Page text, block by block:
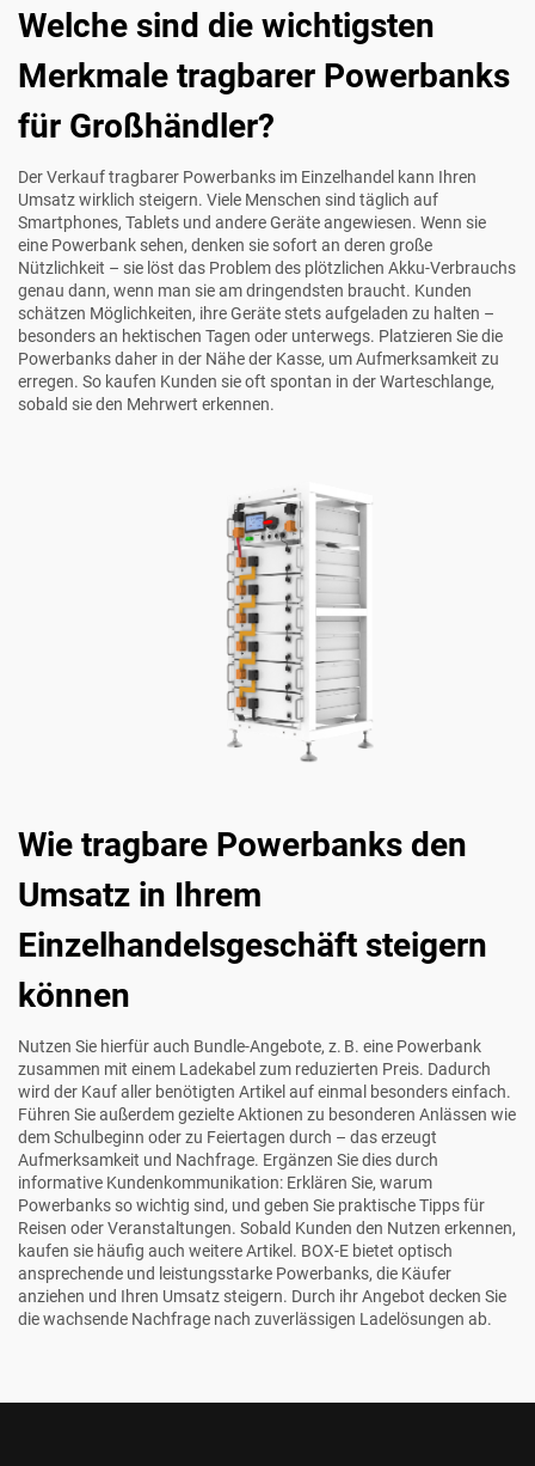
Welche sind die wichtigsten
Merkmale tragbarer Powerbanks
für Großhändler?
Der Verkauf tragbarer Powerbanks im Einzelhandel kann Ihren
Umsatz wirklich steigern. Viele Menschen sind täglich auf
Smartphones, Tablets und andere Geräte angewiesen. Wenn sie
eine Powerbank sehen, denken sie sofort an deren große
Nützlichkeit – sie löst das Problem des plötzlichen Akku-Verbrauchs
genau dann, wenn man sie am dringendsten braucht. Kunden
schätzen Möglichkeiten, ihre Geräte stets aufgeladen zu halten –
besonders an hektischen Tagen oder unterwegs. Platzieren Sie die
Powerbanks daher in der Nähe der Kasse, um Aufmerksamkeit zu
erregen. So kaufen Kunden sie oft spontan in der Warteschlange,
sobald sie den Mehrwert erkennen.
Wie tragbare Powerbanks den
Umsatz in Ihrem
Einzelhandelsgeschäft steigern
können
Nutzen Sie hierfür auch Bundle-Angebote, z. B. eine Powerbank
zusammen mit einem Ladekabel zum reduzierten Preis. Dadurch
wird der Kauf aller benötigten Artikel auf einmal besonders einfach.
Führen Sie außerdem gezielte Aktionen zu besonderen Anlässen wie
dem Schulbeginn oder zu Feiertagen durch – das erzeugt
Aufmerksamkeit und Nachfrage. Ergänzen Sie dies durch
informative Kundenkommunikation: Erklären Sie, warum
Powerbanks so wichtig sind, und geben Sie praktische Tipps für
Reisen oder Veranstaltungen. Sobald Kunden den Nutzen erkennen,
kaufen sie häufig auch weitere Artikel. BOX-E bietet optisch
ansprechende und leistungsstarke Powerbanks, die Käufer
anziehen und Ihren Umsatz steigern. Durch ihr Angebot decken Sie
die wachsende Nachfrage nach zuverlässigen Ladelösungen ab.